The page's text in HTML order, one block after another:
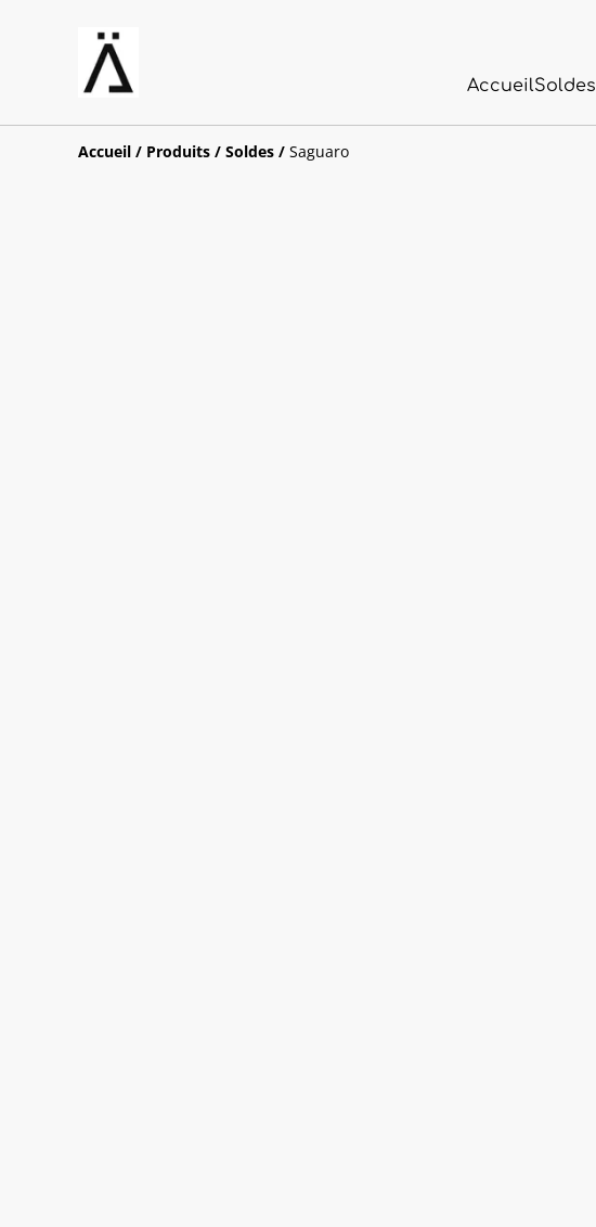
AccueilSoldes
Accueil / Produits / Soldes / Saguaro